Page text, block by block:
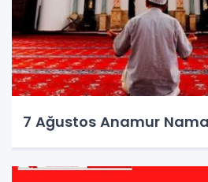
7 Ağustos Anamur